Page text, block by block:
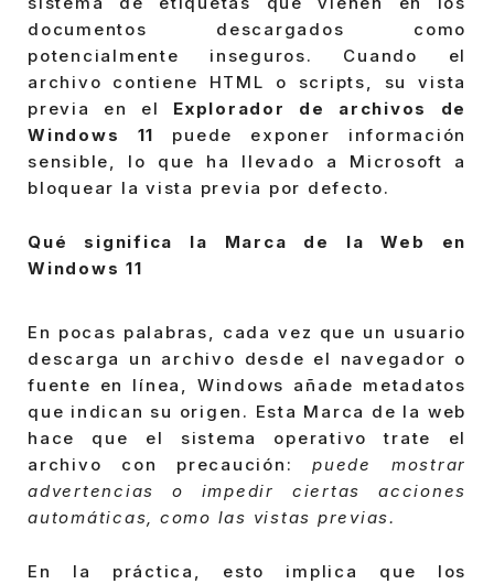
documentos descargados como
potencialmente inseguros. Cuando el
archivo contiene HTML o scripts, su vista
previa en el Explorador de archivos de
Windows 11
puede exponer información
sensible, lo que ha llevado a Microsoft a
bloquear la vista previa por defecto.
Qué significa la Marca de la Web en
Windows 11
En pocas palabras, cada vez que un usuario
descarga un archivo desde el navegador o
fuente en línea, Windows añade metadatos
que indican su origen. Esta Marca de la web
hace que el sistema operativo trate el
archivo con precaución:puede mostrar
advertencias o impedir ciertas acciones
automáticas, como las vistas previas.
En la práctica, esto implica que los